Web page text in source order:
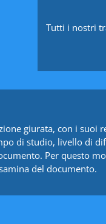
Tutti i nostri
giurata, con i suoi
di studio, livello di
Per questo
del documento.